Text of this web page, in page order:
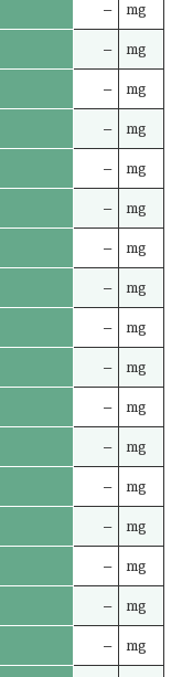
– mg
– mg
– mg
– mg
– mg
– mg
– mg
– mg
– mg
– mg
– mg
– mg
– mg
– mg
– mg
– mg
– mg